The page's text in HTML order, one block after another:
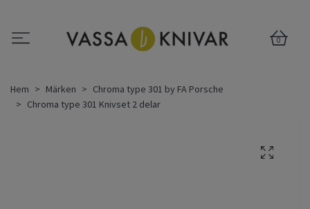
0
Hem Märken
Chroma type 301 by FA Porsche
Chroma type 301 Knivset 2 delar